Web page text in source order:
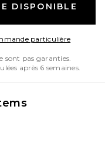
DISPONIBLE
particulièreOpens in
sont pas garanties.
après 6 semaines.